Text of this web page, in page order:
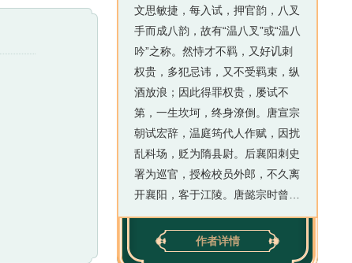
文思敏捷，每入试，押官韵，八叉
手而成八韵，故有“温八叉”或“温八
吟”之称。然恃才不羁，又好讥刺
权贵，多犯忌讳，又不受羁束，纵
酒放浪；因此得罪权贵，屡试不
第，一生坎坷，终身潦倒。唐宣宗
朝试宏辞，温庭筠代人作赋，因扰
乱科场，贬为隋县尉。后襄阳刺史
署为巡官，授检校员外郎，不久离
开襄阳，客于江陵。唐懿宗时曾任
方城尉，官终国子助教。温庭筠精
通音律，诗词兼工。诗与李商隐齐
名，时称“温李”。其诗辞藻华丽，
作者详情